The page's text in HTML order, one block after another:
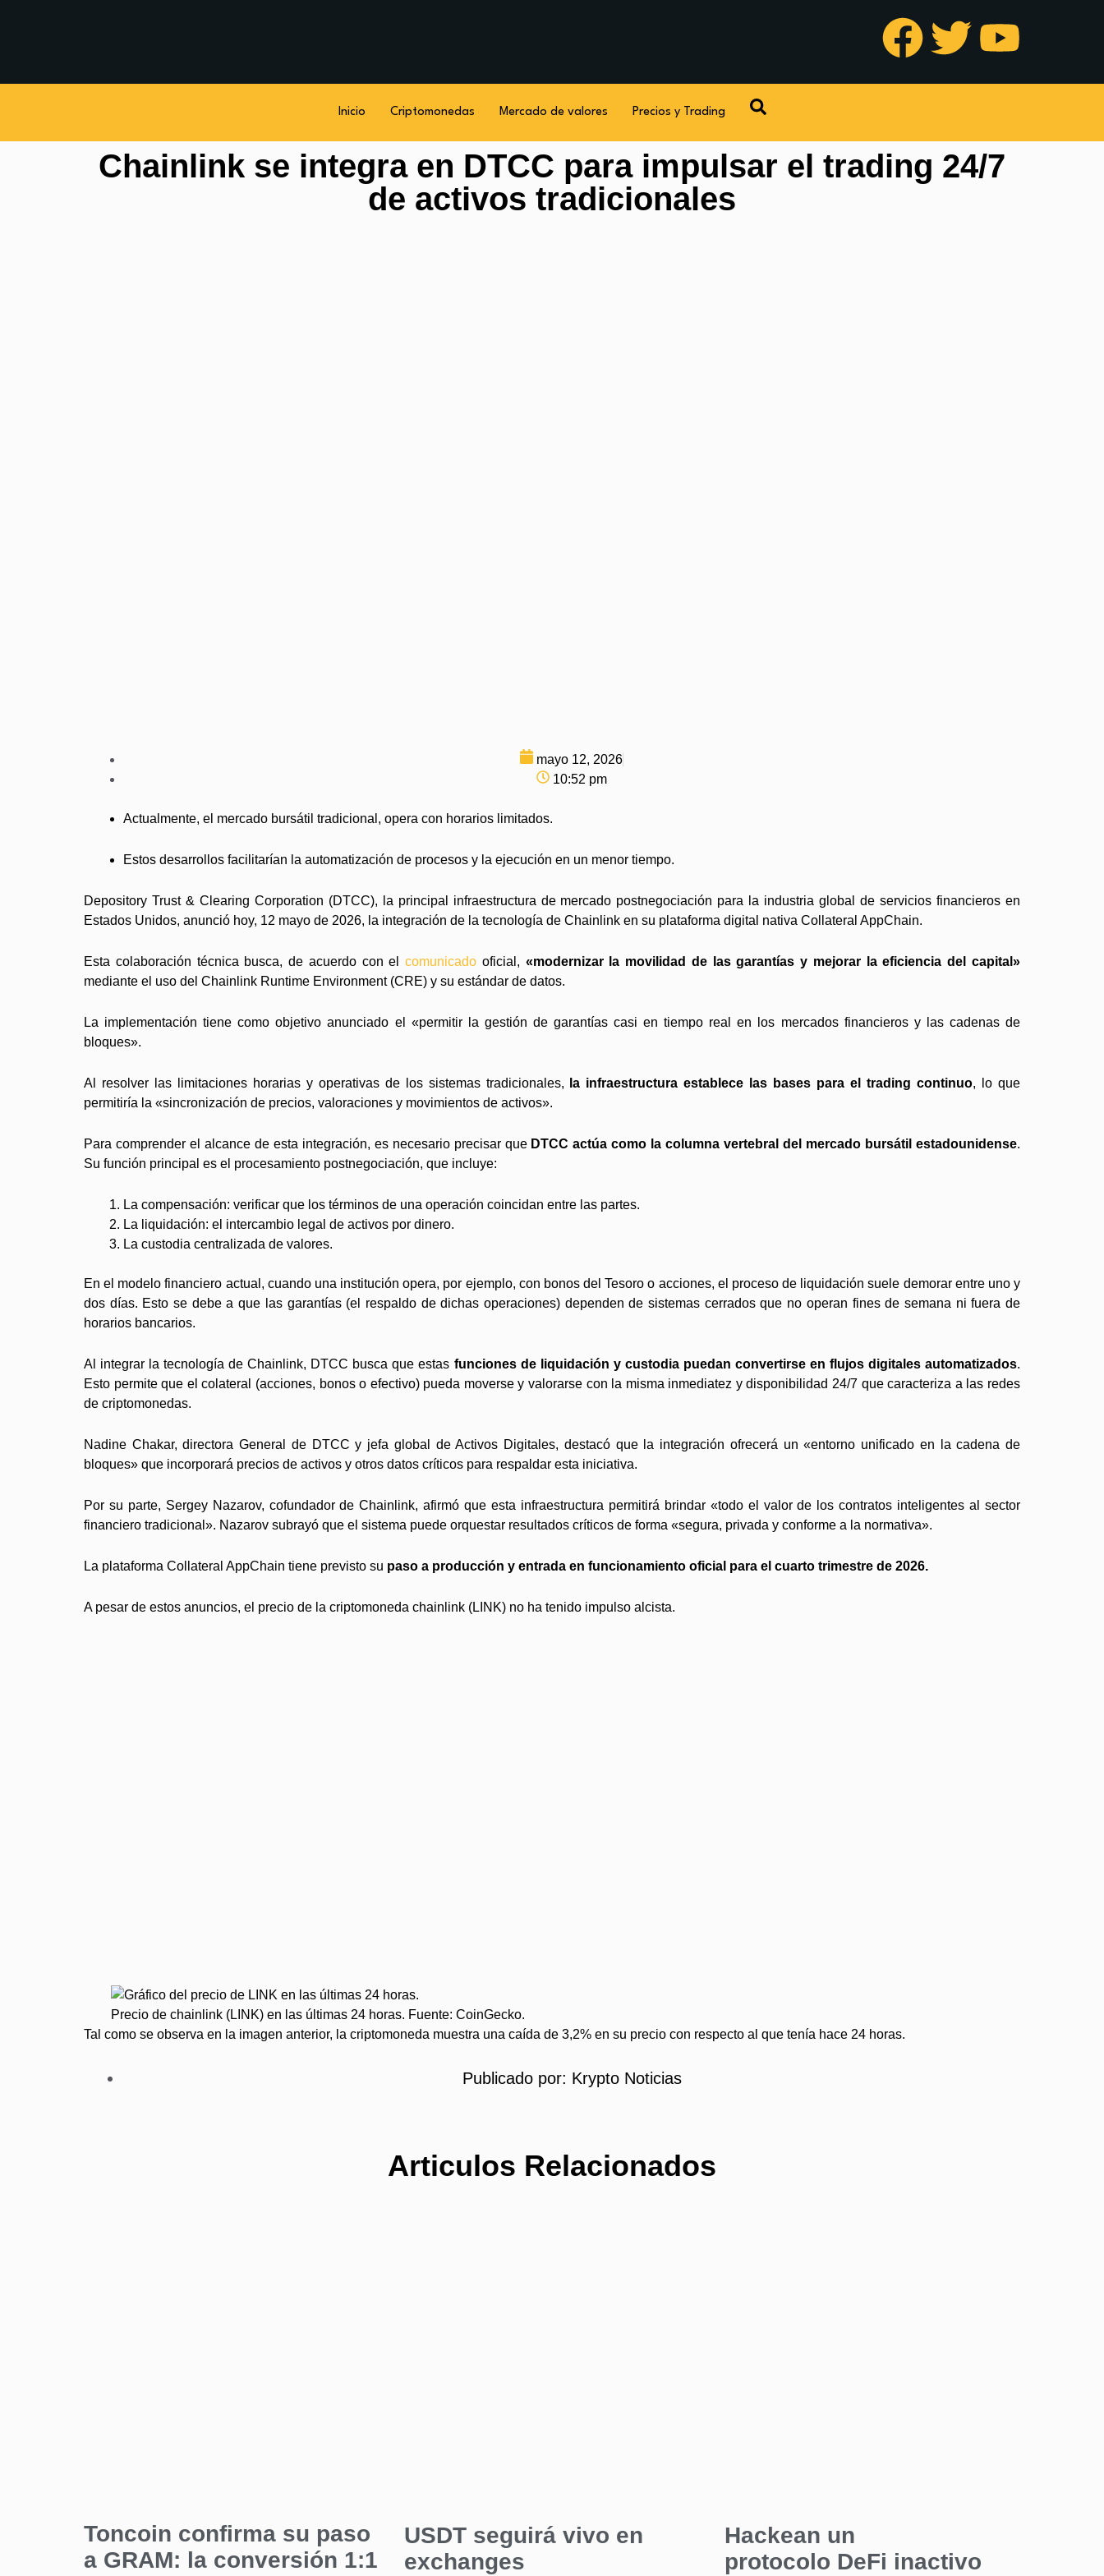
Inicio Criptomonedas Mercado de valores Precios y Trading
Chainlink se integra en DTCC para impulsar el trading 24/7
de activos tradicionales
mayo 12, 2026
10:52 pm
Actualmente, el mercado bursátil tradicional, opera con horarios limitados.
Estos desarrollos facilitarían la automatización de procesos y la ejecución en un menor tiempo.
Depository Trust & Clearing Corporation (DTCC), la principal infraestructura de mercado postnegociación para la industria global de servicios financieros en
Estados Unidos, anunció hoy, 12 mayo de 2026, la integración de la tecnología de Chainlink en su plataforma digital nativa Collateral AppChain.
Esta colaboración técnica busca, de acuerdo con elcomunicado oficial, «modernizar la movilidad de las garantías y mejorar la eficiencia del capital»
mediante el uso del Chainlink Runtime Environment (CRE) y su estándar de datos.
La implementación tiene como objetivo anunciado el «permitir la gestión de garantías casi en tiempo real en los mercados financieros y las cadenas de
bloques».
Al resolver las limitaciones horarias y operativas de los sistemas tradicionales, la infraestructura establece las bases para el trading continuo, lo que
permitiría la «sincronización de precios, valoraciones y movimientos de activos».
Para comprender el alcance de esta integración, es necesario precisar que DTCC actúa como la columna vertebral del mercado bursátil estadounidense.
Su función principal es el procesamiento postnegociación, que incluye:
La compensación: verificar que los términos de una operación coincidan entre las partes.
La liquidación: el intercambio legal de activos por dinero.
La custodia centralizada de valores.
En el modelo financiero actual, cuando una institución opera, por ejemplo, con bonos del Tesoro o acciones, el proceso de liquidación suele demorar entre uno y
dos días. Esto se debe a que las garantías (el respaldo de dichas operaciones) dependen de sistemas cerrados que no operan fines de semana ni fuera de
horarios bancarios.
Al integrar la tecnología de Chainlink, DTCC busca que estas funciones de liquidación y custodia puedan convertirse en flujos digitales automatizados.
Esto permite que el colateral (acciones, bonos o efectivo) pueda moverse y valorarse con la misma inmediatez y disponibilidad 24/7 que caracteriza a las redes
de criptomonedas.
Nadine Chakar, directora General de DTCC y jefa global de Activos Digitales, destacó que la integración ofrecerá un «entorno unificado en la cadena de
bloques» que incorporará precios de activos y otros datos críticos para respaldar esta iniciativa.
Por su parte, Sergey Nazarov, cofundador de Chainlink, afirmó que esta infraestructura permitirá brindar «todo el valor de los contratos inteligentes al sector
financiero tradicional». Nazarov subrayó que el sistema puede orquestar resultados críticos de forma «segura, privada y conforme a la normativa».
La plataforma Collateral AppChain tiene previsto su paso a producción y entrada en funcionamiento oficial para el cuarto trimestre de 2026.
A pesar de estos anuncios, el precio de la criptomoneda chainlink (LINK) no ha tenido impulso alcista.
Precio de chainlink (LINK) en las últimas 24 horas. Fuente: CoinGecko.
Tal como se observa en la imagen anterior, la criptomoneda muestra una caída de 3,2% en su precio con respecto al que tenía hace 24 horas.
Publicado por: Krypto Noticias
Articulos Relacionados
Toncoin confirma su paso
a GRAM: la conversión 1:1
USDT seguirá vivo en
exchanges
Hackean un
protocolo DeFi inactivo